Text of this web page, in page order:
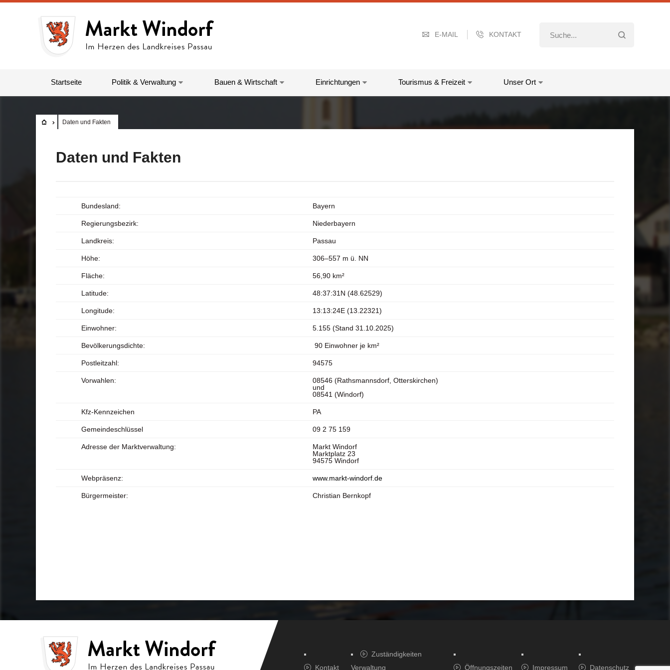
E-MAIL KONTAKT
Startseite Politik & Verwaltung Bauen & Wirtschaft Einrichtungen Tourismus & Freizeit Unser Ort
Daten und Fakten
Daten und Fakten
Bundesland: Bayern
Regierungsbezirk: Niederbayern
Landkreis: Passau
Höhe: 306–557 m ü. NN
Fläche: 56,90 km²
Latitude: 48:37:31N (48.62529)
Longitude: 13:13:24E (13.22321)
Einwohner: 5.155 (Stand 31.10.2025)
Bevölkerungsdichte: 90 Einwohner je km²
Postleitzahl: 94575
Vorwahlen:
08546 (Rathsmannsdorf, Otterskirchen)
und
08541 (Windorf)
Kfz-Kennzeichen PA
Gemeindeschlüssel 09 2 75 159
Adresse der Marktverwaltung:
Markt Windorf
Marktplatz 23
94575 Windorf
Webpräsenz: www.markt-windorf.de
Bürgermeister: Christian Bernkopf
Kontakt
Zuständigkeiten
Verwaltung
Öffnungszeiten Impressum Datenschutz